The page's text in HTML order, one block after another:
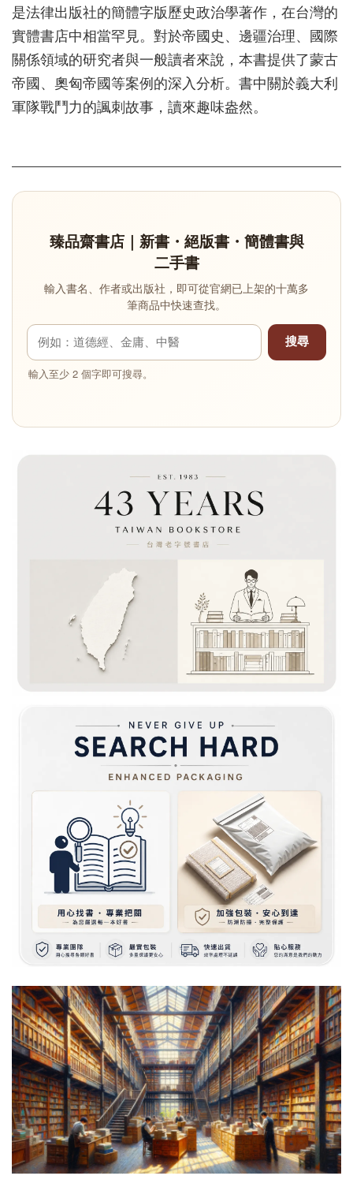
是法律出版社的簡體字版歷史政治學著作，在台灣的
實體書店中相當罕見。對於帝國史、邊疆治理、國際
關係領域的研究者與一般讀者來說，本書提供了蒙古
帝國、奧匈帝國等案例的深入分析。書中關於義大利
軍隊戰鬥力的諷刺故事，讀來趣味盎然。